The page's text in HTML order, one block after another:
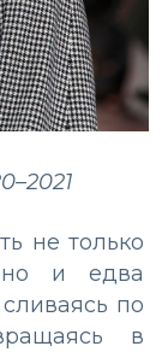
не только
но и едва
по
в